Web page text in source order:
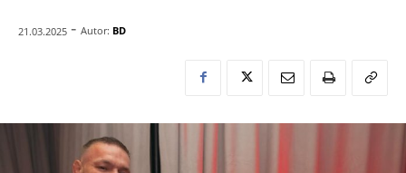
21.03.2025 - Autor: BD